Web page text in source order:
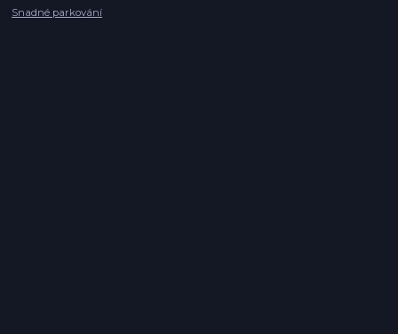
Snadné parkování